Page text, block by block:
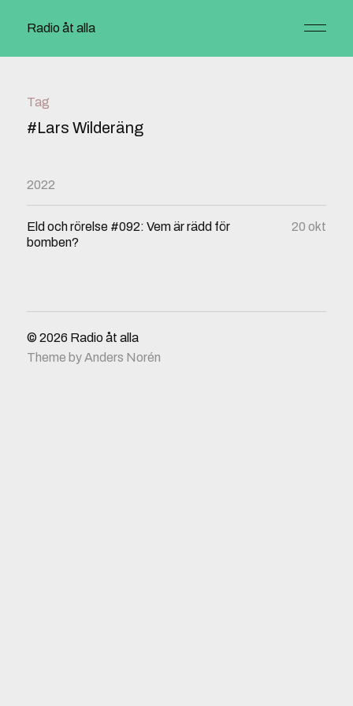
Radio åt alla
Tag
#Lars Wilderäng
2022
Eld och rörelse #092: Vem är rädd för
bomben?
20 okt
© 2026 Radio åt alla
Theme byAnders Norén